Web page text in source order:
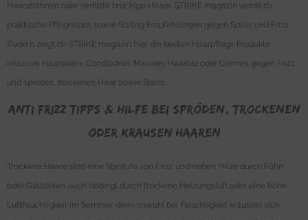
Haarsträhnen oder verfilzte brüchige Haare. STRIKE magazin verrät dir
praktische Pflegetipps sowie Styling Empfehlungen gegen Spliss und Frizz.
Zudem zeigt dir STRIKE magazin hier die besten Haarpflege Produkte
inklusive Haarseren, Conditioner, Masken, Haaröle oder Cremes gegen Frizz
und sprödes, trockenes Haar sowie Spliss.
Anti Frizz Tipps & Hilfe bei spröden, trockenen
oder krausen Haaren
Trockene Haare sind eine Vorstufe von Frizz und neben Hitze durch Föhn
oder Glätteisen auch bedingt durch trockene Heizungsluft oder eine hohe
Luftfeuchtigkeit im Sommer denn sowohl bei Feuchtigkeit kräuseln sich